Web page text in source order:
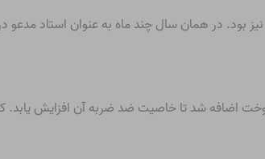
نیز بود. در همان سال چند ماه به عنوان استاد مدعو
اضافه شد تا خاصیت ضد ضربه آن افزایش یابد.